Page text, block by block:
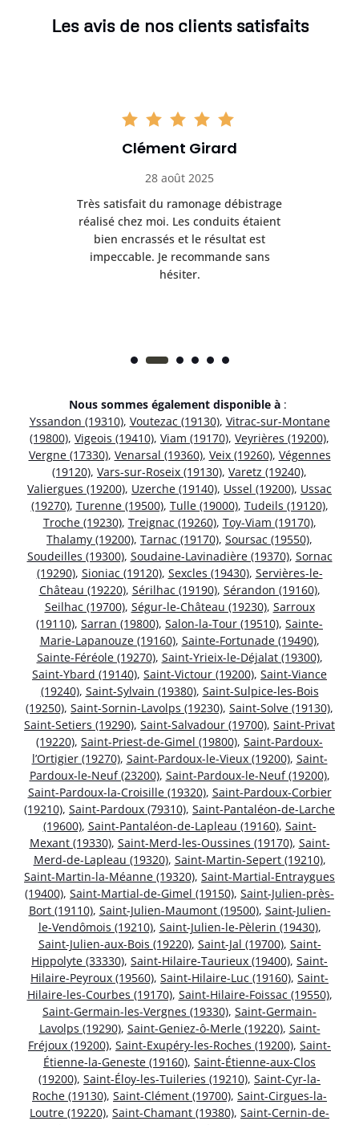
Les avis de nos clients satisfaits
Clément Girard
28 août 2025
Très satisfait du ramonage débistrage
réalisé chez moi. Les conduits étaient
bien encrassés et le résultat est
impeccable. Je recommande sans
hésiter.
Nous sommes également disponible à :
Yssandon (19310), Voutezac (19130), Vitrac-sur-Montane
(19800), Vigeois (19410), Viam (19170), Veyrières (19200),
Vergne (17330), Venarsal (19360), Veix (19260), Végennes
(19120), Vars-sur-Roseix (19130), Varetz (19240),
Valiergues (19200), Uzerche (19140), Ussel (19200), Ussac
(19270), Turenne (19500), Tulle (19000), Tudeils (19120),
Troche (19230), Treignac (19260), Toy-Viam (19170),
Thalamy (19200), Tarnac (19170), Soursac (19550),
Soudeilles (19300), Soudaine-Lavinadière (19370), Sornac
(19290), Sioniac (19120), Sexcles (19430), Servières-le-
Château (19220), Sérilhac (19190), Sérandon (19160),
Seilhac (19700), Ségur-le-Château (19230), Sarroux
(19110), Sarran (19800), Salon-la-Tour (19510), Sainte-
Marie-Lapanouze (19160), Sainte-Fortunade (19490),
Sainte-Féréole (19270), Saint-Yrieix-le-Déjalat (19300),
Saint-Ybard (19140), Saint-Victour (19200), Saint-Viance
(19240), Saint-Sylvain (19380), Saint-Sulpice-les-Bois
(19250), Saint-Sornin-Lavolps (19230), Saint-Solve (19130),
Saint-Setiers (19290), Saint-Salvadour (19700), Saint-Privat
(19220), Saint-Priest-de-Gimel (19800), Saint-Pardoux-
l’Ortigier (19270), Saint-Pardoux-le-Vieux (19200), Saint-
Pardoux-le-Neuf (23200), Saint-Pardoux-le-Neuf (19200),
Saint-Pardoux-la-Croisille (19320), Saint-Pardoux-Corbier
(19210), Saint-Pardoux (79310), Saint-Pantaléon-de-Larche
(19600), Saint-Pantaléon-de-Lapleau (19160), Saint-
Mexant (19330), Saint-Merd-les-Oussines (19170), Saint-
Merd-de-Lapleau (19320), Saint-Martin-Sepert (19210),
Saint-Martin-la-Méanne (19320), Saint-Martial-Entraygues
(19400), Saint-Martial-de-Gimel (19150), Saint-Julien-près-
Bort (19110), Saint-Julien-Maumont (19500), Saint-Julien-
le-Vendômois (19210), Saint-Julien-le-Pèlerin (19430),
Saint-Julien-aux-Bois (19220), Saint-Jal (19700), Saint-
Hippolyte (33330), Saint-Hilaire-Taurieux (19400), Saint-
Hilaire-Peyroux (19560), Saint-Hilaire-Luc (19160), Saint-
Hilaire-les-Courbes (19170), Saint-Hilaire-Foissac (19550),
Saint-Germain-les-Vergnes (19330), Saint-Germain-
Lavolps (19290), Saint-Geniez-ô-Merle (19220), Saint-
Fréjoux (19200), Saint-Exupéry-les-Roches (19200), Saint-
Étienne-la-Geneste (19160), Saint-Étienne-aux-Clos
(19200), Saint-Éloy-les-Tuileries (19210), Saint-Cyr-la-
Roche (19130), Saint-Clément (19700), Saint-Cirgues-la-
Loutre (19220), Saint-Chamant (19380), Saint-Cernin-de-